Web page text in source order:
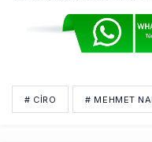
# CIRO # MEHMET